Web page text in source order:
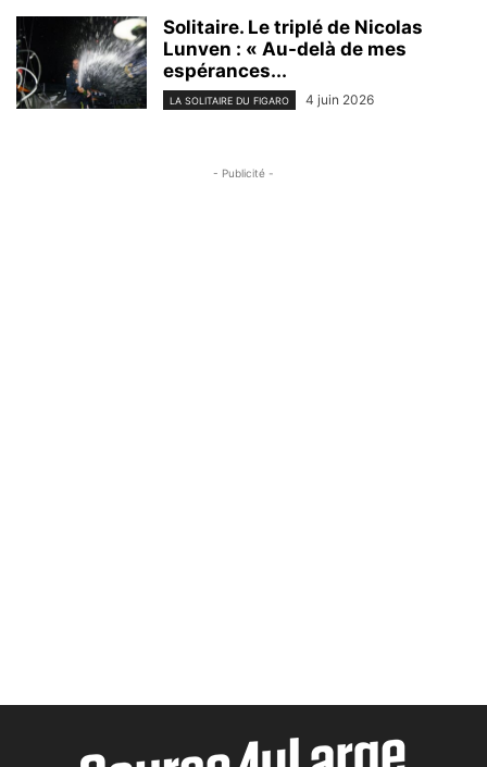
Solitaire. Le triplé de Nicolas
Lunven : « Au-delà de mes
espérances...
LA SOLITAIRE DU FIGARO 4 juin 2026
- Publicité -